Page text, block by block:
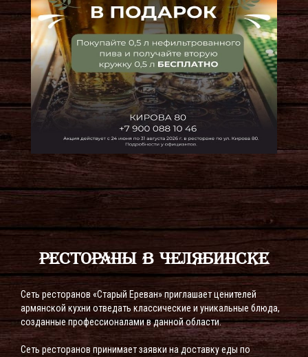
РЕСТОРАНЫ В ЧЕЛЯБИНСКЕ
Сеть ресторанов «Старый Ереван» приглашает ценителей
армянской кухни отведать классические и уникальные блюда,
созданные профессионалами в данной области.
Сеть ресторанов принимает заявки на доставку еды по